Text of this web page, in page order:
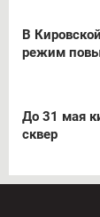
В
режим
До 31 мая
сквер